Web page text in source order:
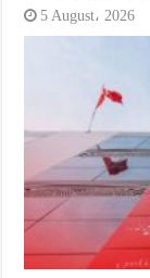
5 August، 2026